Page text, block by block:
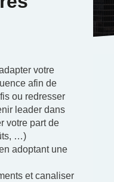
votre
afin de
ou redresser
leader dans
votre part de
…)
adoptant une
et canaliser